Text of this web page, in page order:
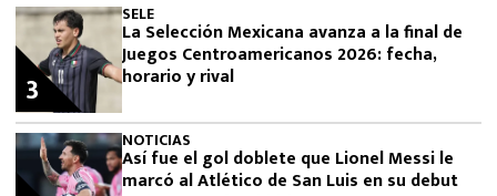
SELE
La Selección Mexicana avanza a la final de
Juegos Centroamericanos 2026: fecha,
horario y rival
3
NOTICIAS
Así fue el gol doblete que Lionel Messi le
marcó al Atlético de San Luis en su debut